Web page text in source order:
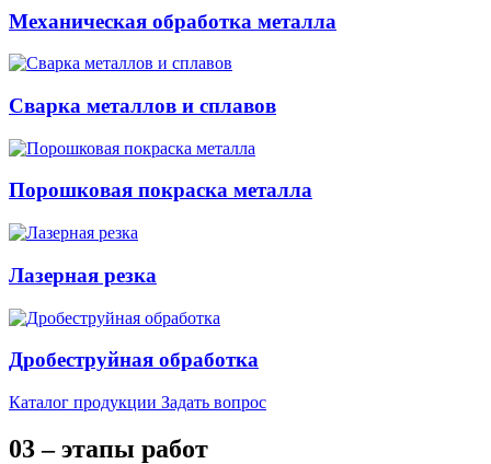
Механическая обработка металла
Сварка металлов и сплавов
Порошковая покраска металла
Лазерная резка
Дробеструйная обработка
Каталог продукции Задать вопрос
03 – этапы работ